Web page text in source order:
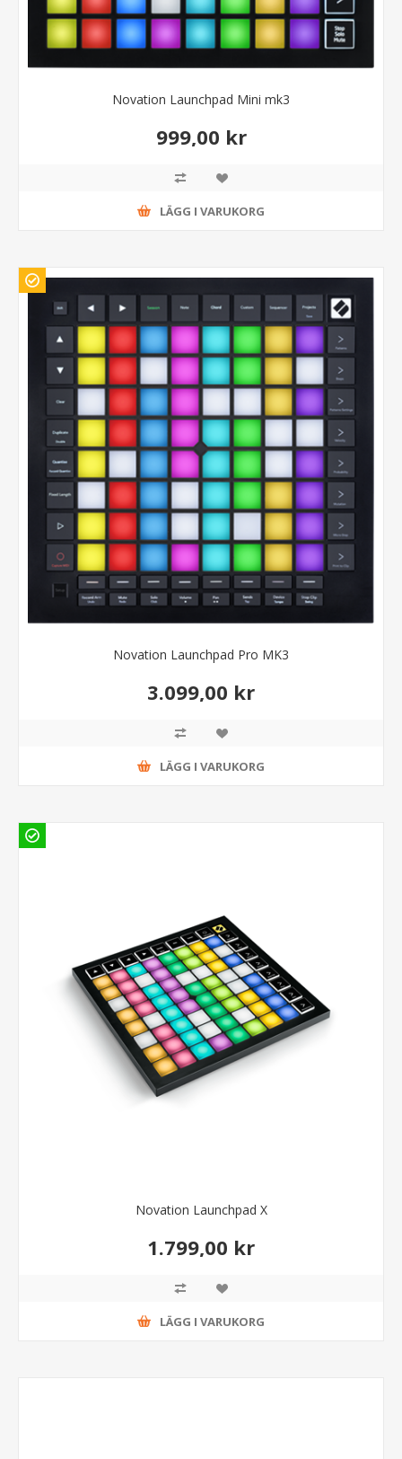
Novation Launchpad Mini mk3
999,00 kr
LÄGG I VARUKORG
Novation Launchpad Pro MK3
3.099,00 kr
LÄGG I VARUKORG
Novation Launchpad X
1.799,00 kr
LÄGG I VARUKORG